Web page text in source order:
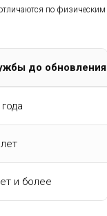
по физическим
до обновления
и более